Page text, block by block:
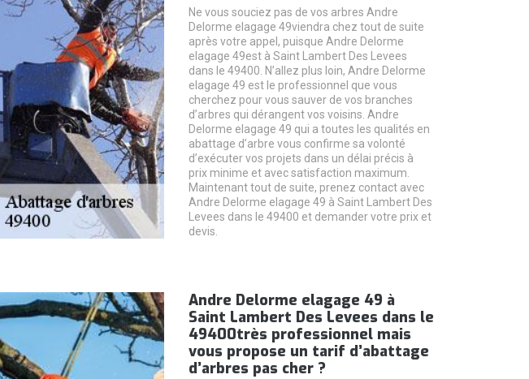
Ne vous souciez pas de vos arbres Andre
Delorme elagage 49viendra chez tout de suite
après votre appel, puisque Andre Delorme
elagage 49est à Saint Lambert Des Levees
dans le 49400. N’allez plus loin, Andre Delorme
elagage 49 est le professionnel que vous
cherchez pour vous sauver de vos branches
d’arbres qui dérangent vos voisins. Andre
Delorme elagage 49 qui a toutes les qualités en
abattage d’arbre vous confirme sa volonté
d’exécuter vos projets dans un délai précis à
prix minime et avec satisfaction maximum.
Maintenant tout de suite, prenez contact avec
Andre Delorme elagage 49 à Saint Lambert Des
Levees dans le 49400 et demander votre prix et
devis.
Andre Delorme elagage 49 à
Saint Lambert Des Levees dans le
49400très professionnel mais
vous propose un tarif d’abattage
d’arbres pas cher ?